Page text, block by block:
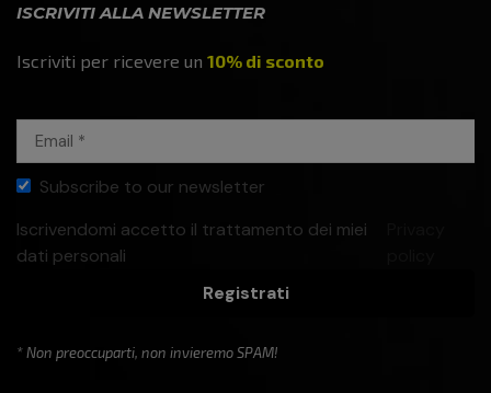
ISCRIVITI ALLA NEWSLETTER
Iscriviti per ricevere un 10% di sconto
Subscribe to our newsletter
Iscrivendomi accetto il trattamento dei miei
dati personali
Registrati
* Non preoccuparti, non invieremo SPAM!